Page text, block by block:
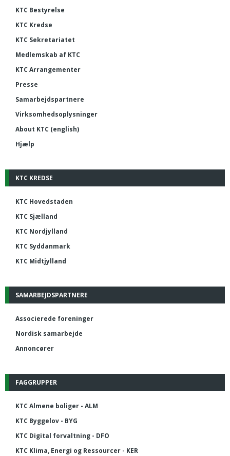
KTC Bestyrelse
KTC Kredse
KTC Sekretariatet
Medlemskab af KTC
KTC Arrangementer
Presse
Samarbejdspartnere
Virksomhedsoplysninger
About KTC (english)
Hjælp
KTC KREDSE
KTC Hovedstaden
KTC Sjælland
KTC Nordjylland
KTC Syddanmark
KTC Midtjylland
SAMARBEJDSPARTNERE
Associerede foreninger
Nordisk samarbejde
Annoncører
FAGGRUPPER
KTC Almene boliger - ALM
KTC Byggelov - BYG
KTC Digital forvaltning - DFO
KTC Klima, Energi og Ressourcer - KER